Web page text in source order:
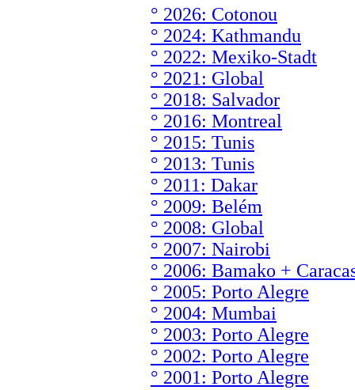
° 2026: Cotonou
° 2024: Kathmandu
° 2022: Mexiko-Stadt
° 2021: Global
° 2018: Salvador
° 2016: Montreal
° 2015: Tunis
° 2013: Tunis
° 2011: Dakar
° 2009: Belém
° 2008: Global
° 2007: Nairobi
° 2006: Bamako +
° 2005: Porto Alegre
° 2004: Mumbai
° 2003: Porto Alegre
° 2002: Porto Alegre
° 2001: Porto Alegre